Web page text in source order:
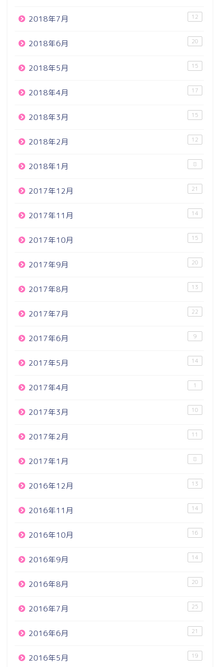
2018年7月 12
2018年6月 20
2018年5月 15
2018年4月 17
2018年3月 15
2018年2月 12
2018年1月 8
2017年12月 21
2017年11月 14
2017年10月 15
2017年9月 20
2017年8月 13
2017年7月 22
2017年6月 9
2017年5月 14
2017年4月 1
2017年3月 10
2017年2月 11
2017年1月 8
2016年12月 13
2016年11月 14
2016年10月 16
2016年9月 14
2016年8月 20
2016年7月 25
2016年6月 21
2016年5月 19